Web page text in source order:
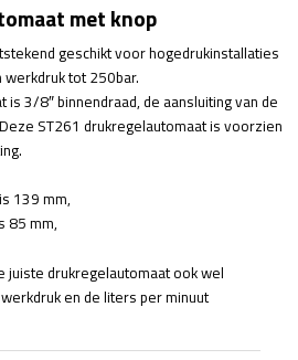
met knop
geschikt voor hogedrukinstallaties
tot 250bar.
is 3/8″ binnendraad, de aansluiting van de
ST261 drukregelautomaat is voorzien
139 mm,
85 mm,
juiste drukregelautomaat ook wel
en de liters per minuut